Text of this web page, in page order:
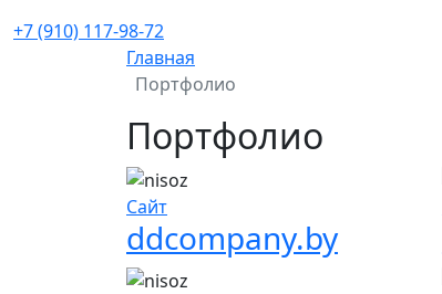
+7 (910) 117-98-72
Главная
Портфолио
Портфолио
Сайт
ddcompany.by